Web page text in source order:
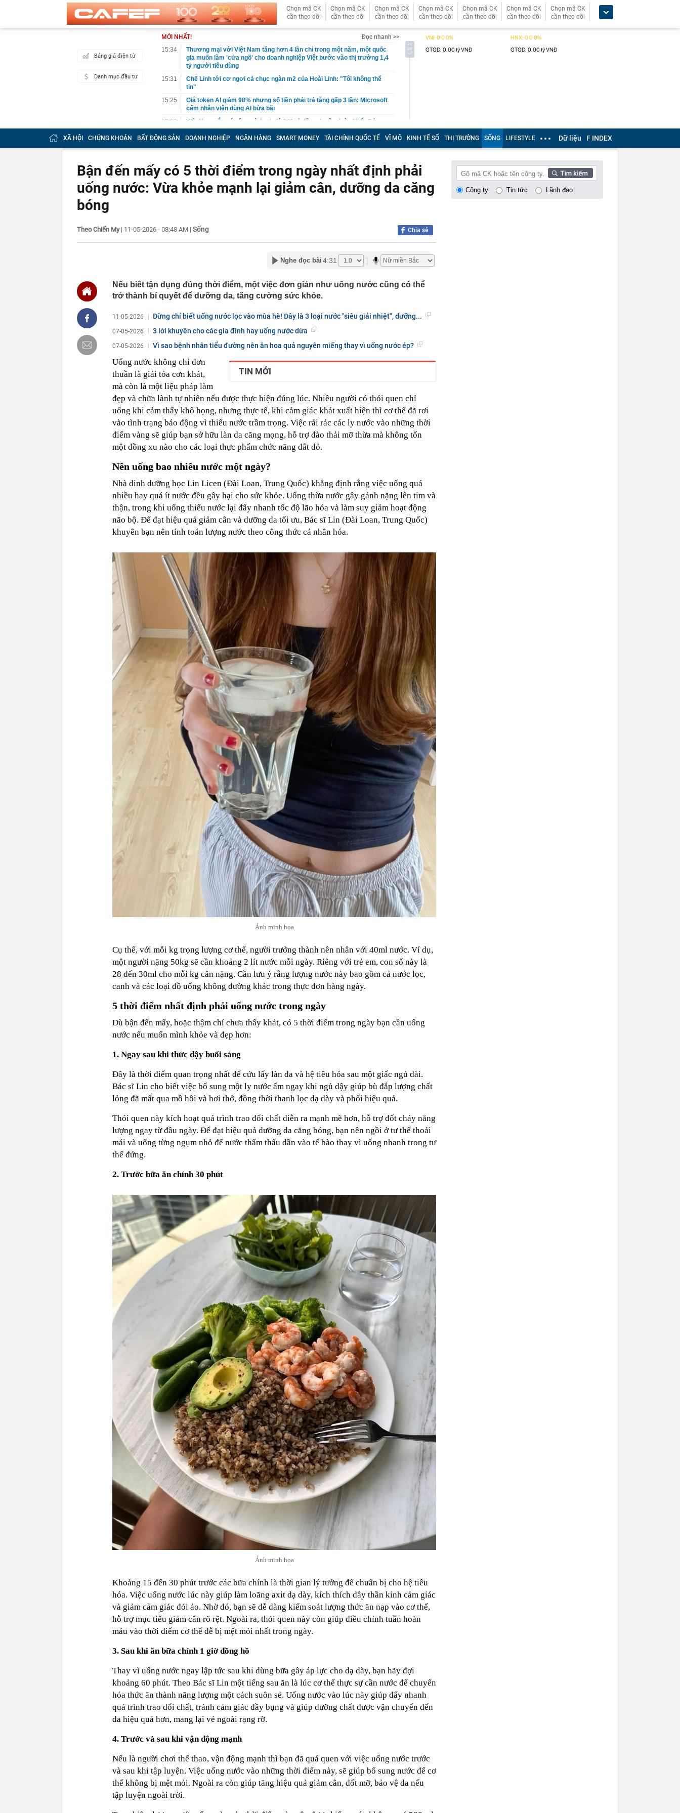
Chọn mã CK
cần theo dõi
Chọn mã CK
cần theo dõi
Chọn mã CK
cần theo dõi
Chọn mã CK
cần theo dõi
Chọn mã CK
cần theo dõi
Chọn mã CK
cần theo dõi
Chọn mã CK
cần theo dõi
Bảng giá điện tử
Danh mục đầu tư
MỚI NHẤT!
Đọc nhanh >>
15:34
Thương mại với Việt Nam tăng hơn 4 lần chỉ trong một năm, một quốc
gia muốn làm 'cửa ngõ' cho doanh nghiệp Việt bước vào thị trường 1,4
tỷ người tiêu dùng
15:31
Chế Linh tới cơ ngơi cả chục ngàn m2 của Hoài Linh: "Tôi không thể
tin"
15:25
Giá token AI giảm 98% nhưng số tiền phải trả tăng gấp 3 lần: Microsoft
cấm nhân viên dùng AI bừa bãi
15:23
Việt Nam sắp có công trình trị giá 940 tỷ đồng do tập đoàn Nhật Bản
đầu tư: Xây dựng thần tốc trong 1 năm, tạo ra 800 cơ hội việc làm
Bộ GD&ĐT công bố thời gian dự kiến thi tốt nghiệp THPT năm 2027
Anh: Khói đen cuồn cuộn bao trùm, một phần toà nhà đổ sập
15:18
Bắt môi giới Hà Thị Thu Hiền SN 1992 khi vừa về nước
15:15
Hanoi Metro lập kỷ lục về lượng khách và lợi nhuận
15:11
Đấu giá đôi hoa tai đính kim cương của bà Trương Mỹ Lan
Bắt giam nữ TikToker Phượng Nguyễn
lớn trong nửa cuối năm
14:56
Doãn Hải My đeo túi hàng hiệu, bế con đến khách sạn gặp Văn Hậu,
14:46
Một “đại gia” Việt bán điều hòa, máy lạnh kiếm 330 tỷ đồng mỗi ngày
ngày 9/8
14:45
Bảo hiểm Quân đội (MIC) chốt ngày trả cổ tức bằng tiền mặt tỷ lệ 10%
14:45
Thông báo mới nhất về lịch nghỉ lễ Quốc khánh năm 2026
14:45
Nga tấn công cơ sở năng lượng trọng yếu của Ukraine
14:45
Thời gian nghỉ và chế độ thai sản khi sinh con thứ hai
XÃ HỘI CHỨNG KHOÁN BẤT ĐỘNG SẢN DOANH NGHIỆP NGÂN HÀNG SMART MONEY TÀI CHÍNH QUỐC TẾ VĨ MÔ KINH TẾ SỐ THỊ TRƯỜNG SỐNG LIFESTYLE Dữ liệu F INDEX
Bận đến mấy có 5 thời điểm trong ngày nhất định phải
uống nước: Vừa khỏe mạnh lại giảm cân, dưỡng da căng
bóng
Theo Chiến My | 11-05-2026 - 08:48 AM | Sống Chia sẻ
Nghe đọc bài 4:31
Nếu biết tận dụng đúng thời điểm, một việc đơn giản như uống nước cũng có thể
trở thành bí quyết để dưỡng da, tăng cường sức khỏe.
11-05-2026 Đừng chỉ biết uống nước lọc vào mùa hè! Đây là 3 loại nước "siêu giải nhiệt", dưỡng...
07-05-2026 3 lời khuyên cho các gia đình hay uống nước dừa
07-05-2026 Vì sao bệnh nhân tiểu đường nên ăn hoa quả nguyên miếng thay vì uống nước ép?
TIN MỚI
Uống nước không chỉ đơn
thuần là giải tỏa cơn khát,
mà còn là một liệu pháp làm
đẹp và chữa lành tự nhiên nếu được thực hiện đúng lúc. Nhiều người có thói quen chỉ
uống khi cảm thấy khô họng, nhưng thực tế, khi cảm giác khát xuất hiện thì cơ thể đã rơi
vào tình trạng báo động vì thiếu nước trầm trọng. Việc rải rác các ly nước vào những thời
điểm vàng sẽ giúp bạn sở hữu làn da căng mọng, hỗ trợ đào thải mỡ thừa mà không tốn
một đồng xu nào cho các loại thực phẩm chức năng đắt đỏ.
Nên uống bao nhiêu nước một ngày?
Nhà dinh dưỡng học Lin Licen (Đài Loan, Trung Quốc) khẳng định rằng việc uống quá
nhiều hay quá ít nước đều gây hại cho sức khỏe. Uống thừa nước gây gánh nặng lên tim và
thận, trong khi uống thiếu nước lại đẩy nhanh tốc độ lão hóa và làm suy giảm hoạt động
não bộ. Để đạt hiệu quả giảm cân và dưỡng da tối ưu, Bác sĩ Lin (Đài Loan, Trung Quốc)
khuyên bạn nên tính toán lượng nước theo công thức cá nhân hóa.
Ảnh minh họa
Cụ thể, với mỗi kg trọng lượng cơ thể, người trưởng thành nên nhân với 40ml nước. Ví dụ,
một người nặng 50kg sẽ cần khoảng 2 lít nước mỗi ngày. Riêng với trẻ em, con số này là
28 đến 30ml cho mỗi kg cân nặng. Cần lưu ý rằng lượng nước này bao gồm cả nước lọc,
canh và các loại đồ uống không đường khác trong thực đơn hàng ngày.
5 thời điểm nhất định phải uống nước trong ngày
Dù bận đến mấy, hoặc thậm chí chưa thấy khát, có 5 thời điểm trong ngày bạn cần uống
nước nếu muốn mình khỏe và đẹp hơn:
1. Ngay sau khi thức dậy buổi sáng
Đây là thời điểm quan trọng nhất để cứu lấy làn da và hệ tiêu hóa sau một giấc ngủ dài.
Bác sĩ Lin cho biết việc bổ sung một ly nước ấm ngay khi ngủ dậy giúp bù đắp lượng chất
lỏng đã mất qua mồ hôi và hơi thở, đồng thời thanh lọc dạ dày và phổi hiệu quả.
Thói quen này kích hoạt quá trình trao đổi chất diễn ra mạnh mẽ hơn, hỗ trợ đốt cháy năng
lượng ngay từ đầu ngày. Để đạt hiệu quả dưỡng da căng bóng, bạn nên ngồi ở tư thế thoải
mái và uống từng ngụm nhỏ để nước thẩm thấu dần vào tế bào thay vì uống nhanh trong tư
thế đứng.
2. Trước bữa ăn chính 30 phút
Ảnh minh họa
Khoảng 15 đến 30 phút trước các bữa chính là thời gian lý tưởng để chuẩn bị cho hệ tiêu
hóa. Việc uống nước lúc này giúp làm loãng axit dạ dày, kích thích dây thần kinh cảm giác
và giảm cảm giác đói ảo. Nhờ đó, bạn sẽ dễ dàng kiểm soát lượng thức ăn nạp vào cơ thể,
hỗ trợ mục tiêu giảm cân rõ rệt. Ngoài ra, thói quen này còn giúp điều chỉnh tuần hoàn
máu vào thời điểm cơ thể dễ bị mệt mỏi nhất trong ngày.
3. Sau khi ăn bữa chính 1 giờ đồng hồ
Thay vì uống nước ngay lập tức sau khi dùng bữa gây áp lực cho dạ dày, bạn hãy đợi
khoảng 60 phút. Theo Bác sĩ Lin một tiếng sau ăn là lúc cơ thể thực sự cần nước để chuyển
hóa thức ăn thành năng lượng một cách suôn sẻ. Uống nước vào lúc này giúp đẩy nhanh
quá trình trao đổi chất, tránh cảm giác đầy bụng và giúp dưỡng chất được vận chuyển đến
da hiệu quả hơn, mang lại vẻ ngoài rạng rỡ.
4. Trước và sau khi vận động mạnh
Nếu là người chơi thể thao, vận động mạnh thì bạn đã quá quen với việc uống nước trước
và sau khi tập luyện. Việc uống nước vào những thời điểm này, sẽ giúp bổ sung nước để cơ
thể không bị mệt mỏi. Ngoài ra còn giúp tăng hiệu quả giảm cân, đốt mỡ, bảo vệ da nếu
tập luyện ngoài trời.
Công ty Tin tức Lãnh đạo